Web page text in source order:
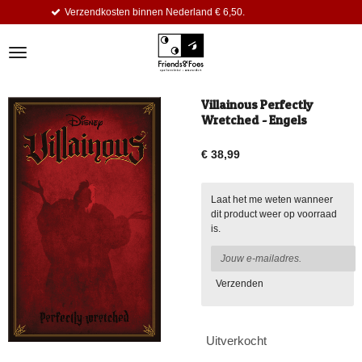
de
binnen Nederland € 6,50.
Villainous Perfectly
Wretched - Engels
€ 38,99
Laat het me weten wanneer
dit product weer op voorraad
is.
Verzenden
Uitverkocht